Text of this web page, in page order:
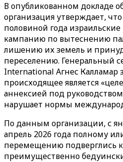
В опубликованном докладе
организация утверждает,
половиной года израильские
кампанию по вытеснению
лишению их земель и
переселению. Генеральный
International Агнес Калламар
происходящее является
аннексией под руководством
нарушает нормы
По данным организации, с
апрель 2026 года полному
перемещению подверглись
преимущественно